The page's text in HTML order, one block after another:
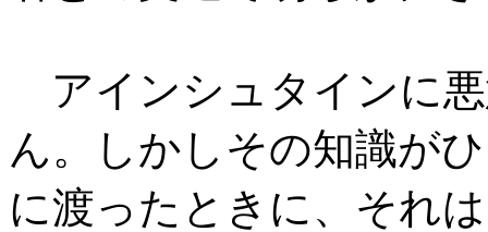
アインシュタインに
ん。しかしその知識が
に渡ったときに、それ